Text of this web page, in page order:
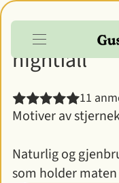
Produkter
Info
Kundekonto
Mummi -
nightfall "
11
Motiver av
Naturlig og
som holder